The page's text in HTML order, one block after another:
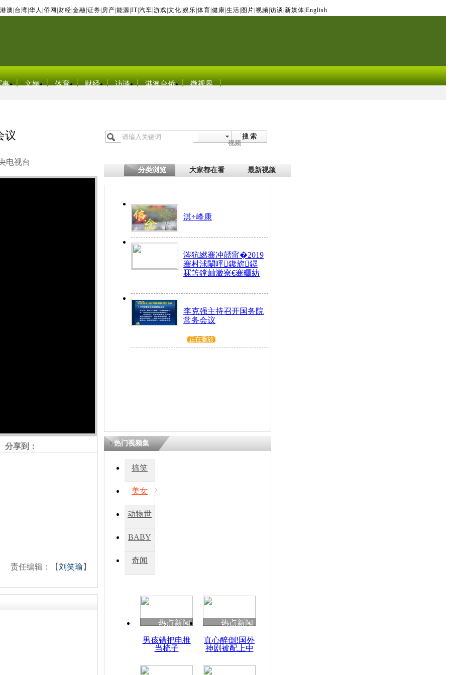
港澳 台湾 华人 侨网 财经 金融 证券 房产 能源 IT| 汽车 游戏 文化 娱乐 体育 健康 生活 图片 视频 访谈 新媒体 English
事 文娱 体育 财经 访谈 港澳台侨 微视界
议
电视台
搜 索
视频
分类浏览 大家都在看 最新视频
淇÷峰康
涔犺繎骞冲嚭甯�2019
骞村浗闄呯鑱旂鐞
冧笘鐣屾澂寮€骞曞紡
李克强主持召开国务院
常务会议
分享到：
责任编辑：【刘笑瑜 】
热门视频集
搞笑
美女
动物世
BABY
秀
奇闻
热点新闻
男孩错把电推
当梳子
热点新闻
真心醉倒!国外
神剧被配上中